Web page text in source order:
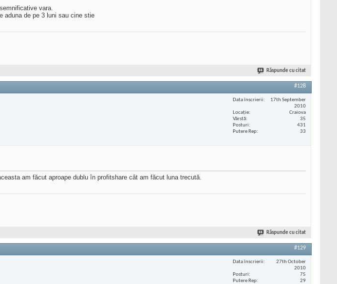
vara.
aduna de pe 3 luni sau cine stie
Răspunde cu citat
#128
Data înscrierii
17th September
2010
Locaţie
Craiova
Vârstă
35
Posturi
431
Putere Rep
33
am făcut aproape dublu în profitshare cât am făcut luna trecută.
Răspunde cu citat
#129
Data înscrierii
27th October
2010
Posturi
75
Putere Rep
29